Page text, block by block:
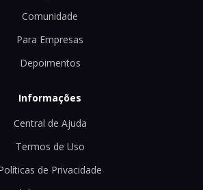
Comunidade
Para Empresas
Depoimentos
Informações
Central de Ajuda
Termos de Uso
de Privacidade